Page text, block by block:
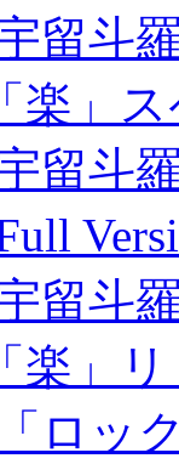
留斗
楽」
留斗
留斗
楽」
「ロッ